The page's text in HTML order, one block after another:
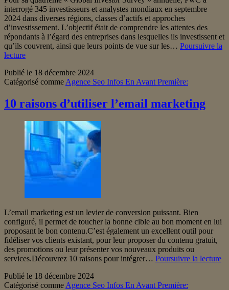
interrogé 345 investisseurs et analystes mondiaux en septembre
2024 dans diverses régions, classes d’actifs et approches
d’investissement. L’objectif était de comprendre les attentes des
répondants à l’égard des entreprises dans lesquelles ils investissent et
qu’ils couvrent, ainsi que leurs points de vue sur les… Poursuivre la
lectureGraphiques :
mondiales
des
2024
Publié le 18 décembre 2024
Catégorisé comme Agence Seo Infos En Avant Première:
10 raisons d’utiliser l’email marketing
L’email marketing est un levier de conversion puissant. Bien
configuré, il permet de toucher la bonne cible au bon moment en lui
proposant le bon contenu.C’est également un excellent outil pour
fidéliser vos clients existant, pour leur proposer du contenu gratuit,
des promotions ou leur présenter vos nouveaux produits ou
services.Découvrez 10 raisons pour intégrer… Poursuivre la lecture10
Publié le 18 décembre 2024
Catégorisé comme Agence Seo Infos En Avant Première: